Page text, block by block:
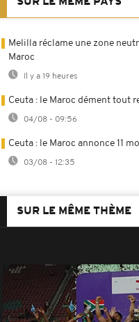
Melilla réclame une zone
Maroc
Il y a 19 heures
Ceuta : le Maroc dément tout
04/08 - 09:56
Ceuta : le Maroc annonce 11
03/08 - 12:35
SUR LE MÊME THÈME